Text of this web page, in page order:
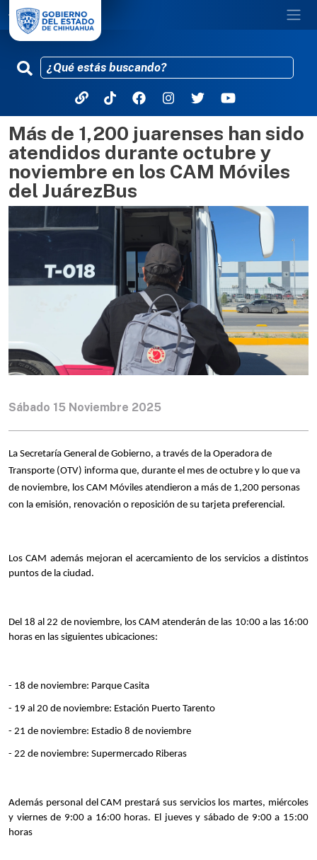
Pasar al contenido principal
Más de 1,200 juarenses han sido
atendidos durante octubre y
noviembre en los CAM Móviles
del JuárezBus
Sábado 15 Noviembre 2025
La Secretaría General de Gobierno, a través de la Operadora de
Transporte (OTV) informa que, durante el mes de octubre y lo que va
de noviembre, los CAM Móviles atendieron a más de 1,200 personas
con la emisión, renovación o reposición de su tarjeta preferencial.
Los CAM además mejoran el acercamiento de los servicios a distintos
puntos de la ciudad.
Del 18 al 22 de noviembre, los CAM atenderán de las 10:00 a las 16:00
horas en las siguientes ubicaciones:
- 18 de noviembre: Parque Casita
- 19 al 20 de noviembre: Estación Puerto Tarento
- 21 de noviembre: Estadio 8 de noviembre
- 22 de noviembre: Supermercado Riberas
Además personal del CAM prestará sus servicios los martes, miércoles
y viernes de 9:00 a 16:00 horas. El jueves y sábado de 9:00 a 15:00
horas